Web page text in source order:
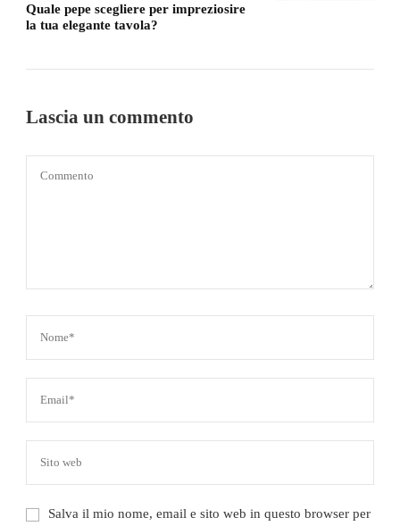
Quale pepe scegliere per impreziosire
la tua elegante tavola?
Lascia un commento
Salva il mio nome, email e sito web in questo browser per